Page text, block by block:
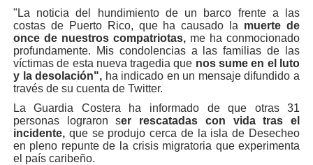
"La noticia del hundimiento de un barco frente a las
costas de Puerto Rico, que ha causado la muerte de
once de nuestros compatriotas, me ha conmocionado
profundamente. Mis condolencias a las familias de las
víctimas de esta nueva tragedia que nos sume en el luto
y la desolación", ha indicado en un mensaje difundido a
través de su cuenta de Twitter.
La Guardia Costera ha informado de que otras 31
personas lograron ser rescatadas con vida tras el
incidente, que se produjo cerca de la isla de Desecheo
en pleno repunte de la crisis migratoria que experimenta
el país caribeño.